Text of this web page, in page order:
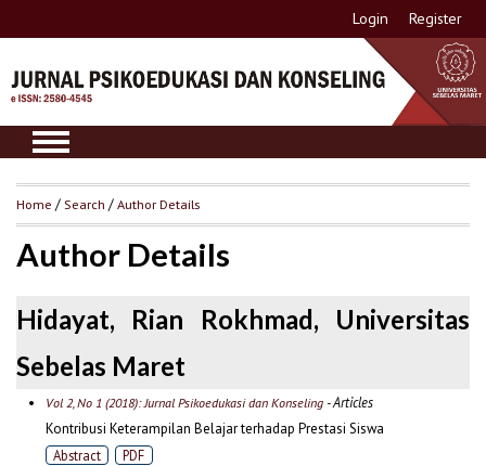
Login Register
Home /Search /Author Details
Author Details
Hidayat, Rian Rokhmad, Universitas
Sebelas Maret
Vol 2, No 1 (2018): Jurnal Psikoedukasi dan Konseling- Articles
Kontribusi Keterampilan Belajar terhadap Prestasi Siswa
Abstract PDF